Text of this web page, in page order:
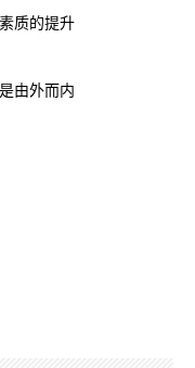
质的提升
由外而内